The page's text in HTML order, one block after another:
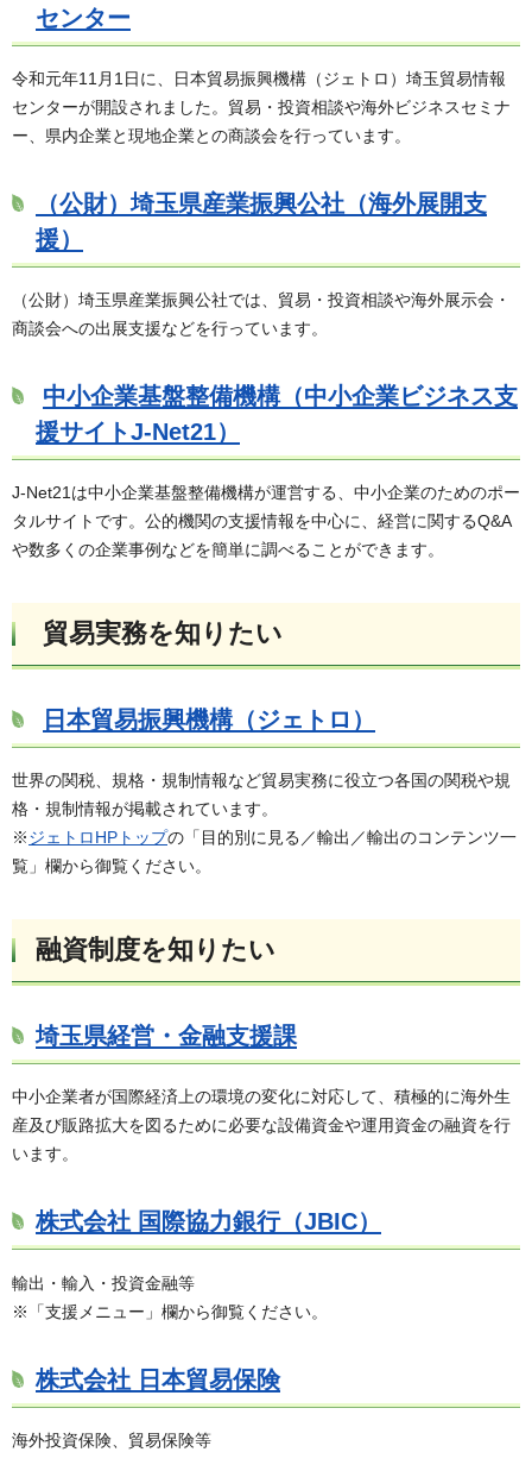
センター
令和元年11月1日に、日本貿易振興機構（ジェトロ）埼玉貿易情報
センターが開設されました。貿易・投資相談や海外ビジネスセミナ
ー、県内企業と現地企業との商談会を行っています。
（公財）埼玉県産業振興公社（海外展開支
援）
（公財）埼玉県産業振興公社では、貿易・投資相談や海外展示会・
商談会への出展支援などを行っています。
中小企業基盤整備機構（中小企業ビジネス支
援サイトJ-Net21）
J-Net21は中小企業基盤整備機構が運営する、中小企業のためのポー
タルサイトです。公的機関の支援情報を中心に、経営に関するQ&A
や数多くの企業事例などを簡単に調べることができます。
貿易実務を知りたい
日本貿易振興機構（ジェトロ）
世界の関税、規格・規制情報など貿易実務に役立つ各国の関税や規
格・規制情報が掲載されています。
※ジェトロHPトップの「目的別に見る／輸出／輸出のコンテンツ一
覧」欄から御覧ください。
融資制度を知りたい
埼玉県経営・金融支援課
中小企業者が国際経済上の環境の変化に対応して、積極的に海外生
産及び販路拡大を図るために必要な設備資金や運用資金の融資を行
います。
株式会社 国際協力銀行（JBIC）
輸出・輸入・投資金融等
※「支援メニュー」欄から御覧ください。
株式会社 日本貿易保険
海外投資保険、貿易保険等